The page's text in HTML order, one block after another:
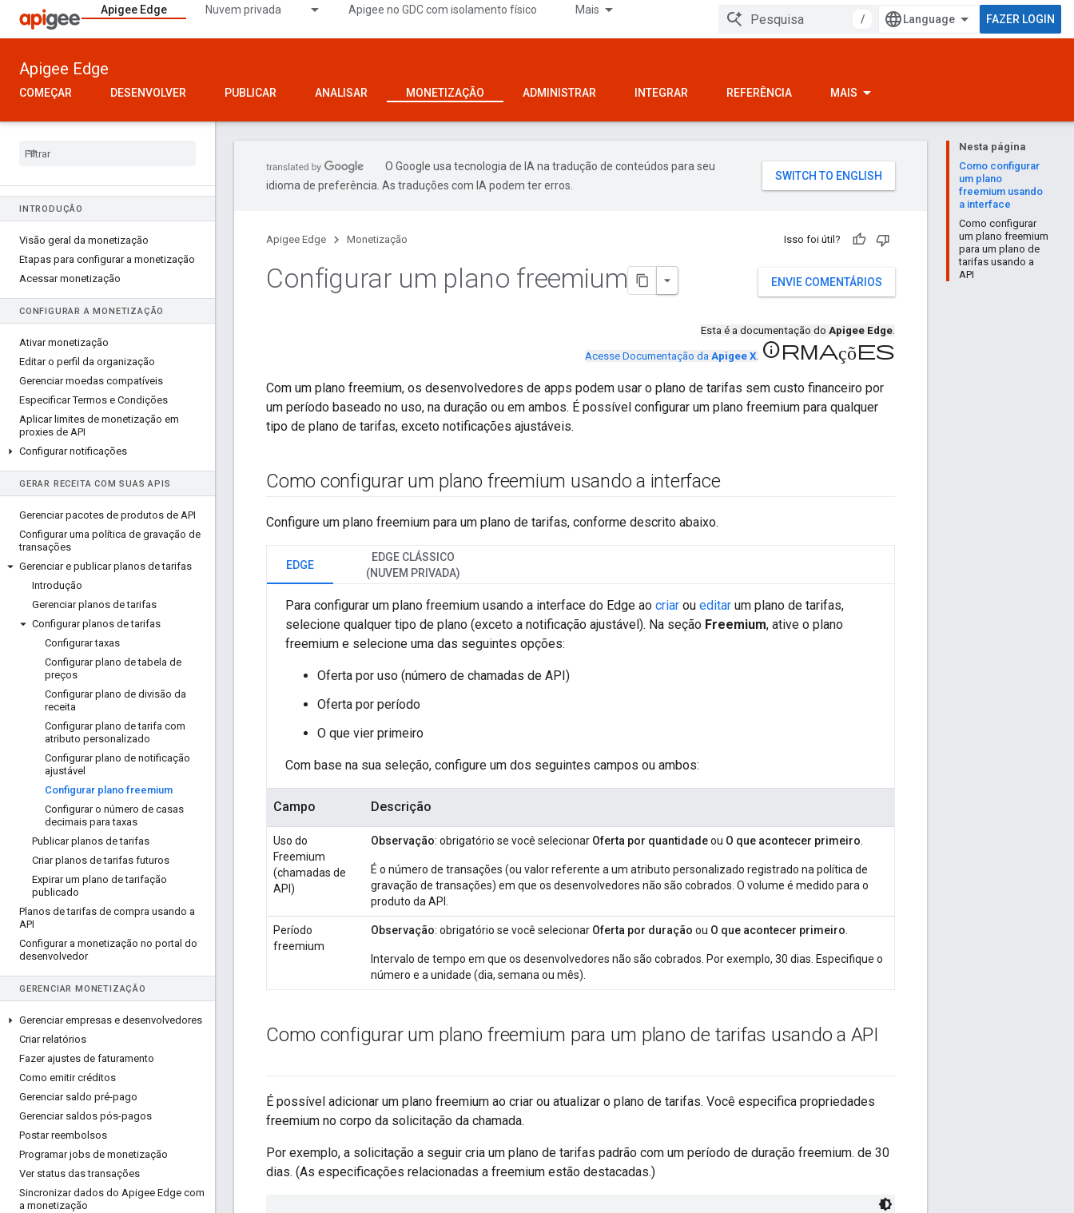
Apigee Edge Nuvem privada Apigee no GDC com isolamento físico Mais
/ FAZER LOGIN
Apigee Edge
COMEÇAR DESENVOLVER PUBLICAR ANALISAR MONETIZAÇÃO ADMINISTRAR INTEGRAR REFERÊNCIA MAIS
INTRODUÇÃO
Visão geral da monetização
Etapas para configurar a monetização
Acessar monetização
CONFIGURAR A MONETIZAÇÃO
Ativar monetização
Editar o perfil da organização
Gerenciar moedas compatíveis
Especificar Termos e Condições
Aplicar limites de monetização em
proxies de API
Configurar notificações
GERAR RECEITA COM SUAS APIS
Gerenciar pacotes de produtos de API
Configurar uma política de gravação de
transações
Gerenciar e publicar planos de tarifas
Introdução
Gerenciar planos de tarifas
Configurar planos de tarifas
Configurar taxas
Configurar plano de tabela de
preços
Configurar plano de divisão da
receita
Configurar plano de tarifa com
atributo personalizado
Configurar plano de notificação
ajustável
Configurar plano freemium
Configurar o número de casas
decimais para taxas
Publicar planos de tarifas
Criar planos de tarifas futuros
Expirar um plano de tarifação
publicado
Planos de tarifas de compra usando a
API
Configurar a monetização no portal do
desenvolvedor
GERENCIAR MONETIZAÇÃO
Gerenciar empresas e desenvolvedores
Criar relatórios
Fazer ajustes de faturamento
Como emitir créditos
Gerenciar saldo pré-pago
Gerenciar saldos pós-pagos
Postar reembolsos
Programar jobs de monetização
Ver status das transações
Sincronizar dados do Apigee Edge com
a monetização
Nesta página
Como configurar
um plano
freemium usando
a interface
Como configurar
um plano freemium
para um plano de
tarifas usando a
API
O Google usa tecnologia de IA na tradução de conteúdos para seu
idioma de preferência. As traduções com IA podem ter erros.
Apigee Edge Monetização Isso foi útil?
ENVIE COMENTÁRIOS
Configurar um plano freemium
Esta é a documentação do Apigee Edge.
Acesse Documentação da Apigee X. informações
Com um plano freemium, os desenvolvedores de apps podem usar o plano de tarifas sem custo financeiro por
um período baseado no uso, na duração ou em ambos. É possível configurar um plano freemium para qualquer
tipo de plano de tarifas, exceto notificações ajustáveis.
Como configurar um plano freemium usando a interface
Configure um plano freemium para um plano de tarifas, conforme descrito abaixo.
EDGE
EDGE CLÁSSICO
(NUVEM PRIVADA)
Para configurar um plano freemium usando a interface do Edge ao criar ou editar um plano de tarifas,
selecione qualquer tipo de plano (exceto a notificação ajustável). Na seção Freemium, ative o plano
freemium e selecione uma das seguintes opções:
Oferta por uso (número de chamadas de API)
Oferta por período
O que vier primeiro
Com base na sua seleção, configure um dos seguintes campos ou ambos:
Campo Descrição
Uso do
Freemium
(chamadas de
API)
Observação: obrigatório se você selecionar Oferta por quantidadeou O que acontecer primeiro
É o número de transações (ou valor referente a um atributo personalizado registrado na política de
gravação de transações) em que os desenvolvedores não são cobrados. O volume é medido para o
produto da API.
Período
freemium
Observação: obrigatório se você selecionar Oferta por duração ou O que acontecer primeiro
Intervalo de tempo em que os desenvolvedores não são cobrados. Por exemplo, 30 dias. Especifique o
número e a unidade (dia, semana ou mês).
Como configurar um plano freemium para um plano de tarifas usando a API
É possível adicionar um plano freemium ao criar ou atualizar o plano de tarifas. Você especifica propriedades
freemium no corpo da solicitação da chamada.
Por exemplo, a solicitação a seguir cria um plano de tarifas padrão com um período de duração freemium. de 30
dias. (As especificações relacionadas a freemium estão destacadas.)